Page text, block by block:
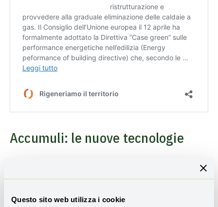
Questo sito web utilizza i cookie
Accumuli: le nuove tecnologie
dell’idropompaggio(che presuppone la disponibilità di